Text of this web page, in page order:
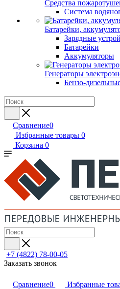
Средства
Система
Батарейки,
Зарядные
Батарейки
Аккумуляторы
Генераторы
Бензо-
Сравнение0
Избранные товары 0
Корзина 0
+7 (4822) 78-00-05
Заказать звонок
Сравнение0 Избранные